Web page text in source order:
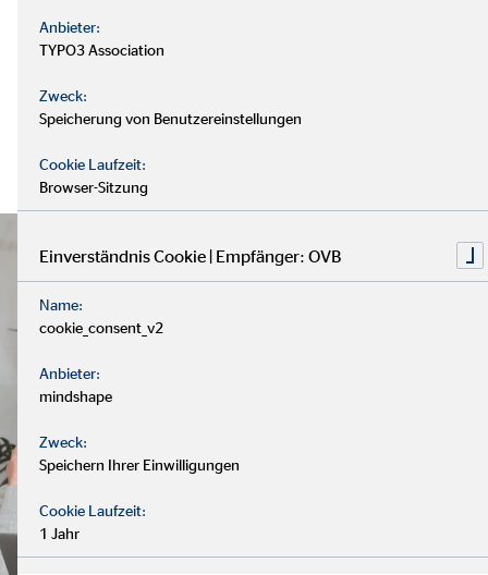
Anbieter:
TYPO3 Association
Zweck:
Speicherung von Benutzereinstellungen
Cookie Laufzeit:
Browser-Sitzung
Einverständnis Cookie | Empfänger: OVB
Name:
cookie_consent_v2
Anbieter:
mindshape
Zweck:
Speichern Ihrer Einwilligungen
Cookie Laufzeit:
1 Jahr